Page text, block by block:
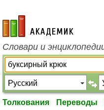
academic.ru
Словари и
Толкования Переводы